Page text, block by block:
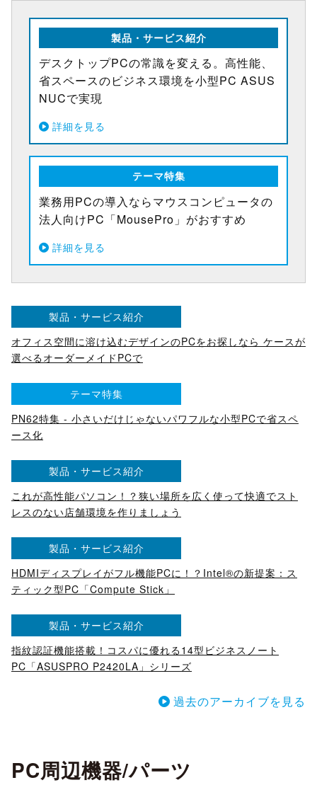
製品・サービス紹介
デスクトップPCの常識を変える。高性能、
省スペースのビジネス環境を小型PC ASUS
NUCで実現
詳細を見る
テーマ特集
業務用PCの導入ならマウスコンピュータの
法人向けPC「MousePro」がおすすめ
詳細を見る
製品・サービス紹介
オフィス空間に溶け込むデザインのPCをお探しなら ケースが
選べるオーダーメイドPCで
テーマ特集
PN62特集 - 小さいだけじゃないパワフルな小型PCで省スペ
ース化
製品・サービス紹介
これが高性能パソコン！？狭い場所を広く使って快適でスト
レスのない店舗環境を作りましょう
製品・サービス紹介
HDMIディスプレイがフル機能PCに！？Intel®の新提案：ス
ティック型PC「Compute Stick」
製品・サービス紹介
指紋認証機能搭載！コスパに優れる14型ビジネスノート
PC「ASUSPRO P2420LA」シリーズ
過去のアーカイブを見る
PC周辺機器/パーツ